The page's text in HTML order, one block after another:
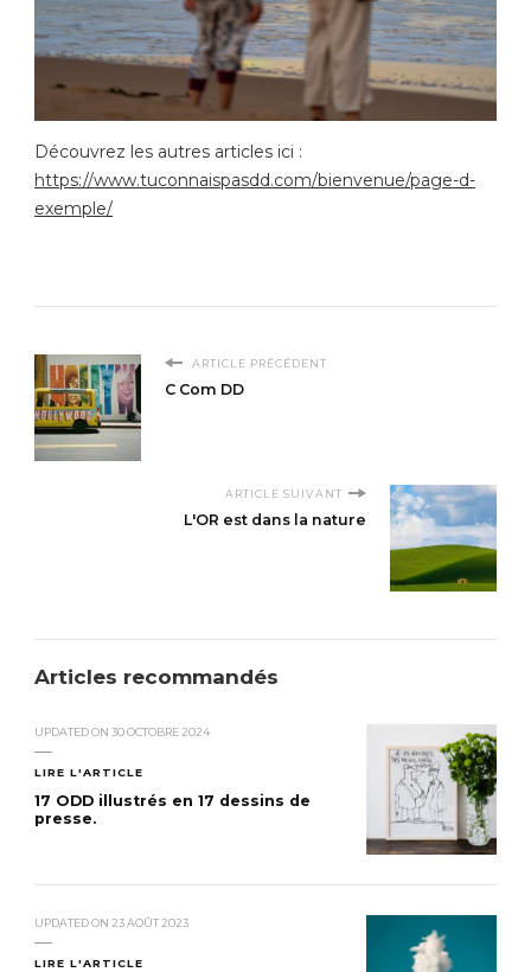
Découvrez les autres articles ici :
https://www.tuconnaispasdd.com/bienvenue/page-d-
exemple/
ARTICLE PRÉCÉDENT
C Com DD
ARTICLE SUIVANT
L'OR est dans la nature
Articles recommandés
UPDATED ON 30 OCTOBRE 2024
LIRE L'ARTICLE
17 ODD illustrés en 17 dessins de
presse.
UPDATED ON 23 AOÛT 2023
LIRE L'ARTICLE